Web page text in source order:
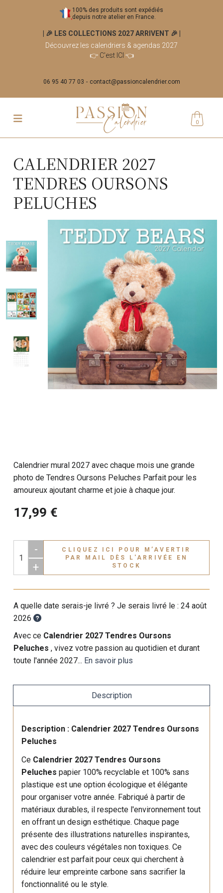
100% des produits sont expédiés
depuis notre atelier en France.
| 🎉 LES COLLECTIONS 2027 ARRIVENT 🎉
Découvrez les calendriers & agendas 2027
👉 C'est ICI 👈
06 95 40 77 03 contact@passioncalendrier.com
0
CALENDRIER 2027
TENDRES OURSONS
PELUCHES
Calendrier mural 2027 avec chaque mois une grande
photo de Tendres Oursons Peluches Parfait pour les
amoureux ajoutant charme et joie à chaque jour.
17,99 €
-
+
CLIQUEZ ICI POUR M’AVERTIR
PAR MAIL DÈS L'ARRIVÉE EN
STOCK
A quelle date serais-je livré ? Je serais livré le :24 août
2026
Avec ce Calendrier 2027 Tendres Oursons
Peluches, vivez votre passion au quotidien et durant
toute l'année 2027... En savoir plus
Description
Description : Calendrier 2027 Tendres Oursons
Peluches
Ce Calendrier 2027 Tendres Oursons
Peluchespapier 100% recyclable et 100% sans
plastique est une option écologique et élégante
pour organiser votre année. Fabriqué à partir de
matériaux durables, il respecte l'environnement tout
en offrant un design esthétique. Chaque page
présente des illustrations naturelles inspirantes,
avec des couleurs végétales non toxiques. Ce
calendrier est parfait pour ceux qui cherchent à
réduire leur empreinte carbone sans sacrifier la
fonctionnalité ou le style.